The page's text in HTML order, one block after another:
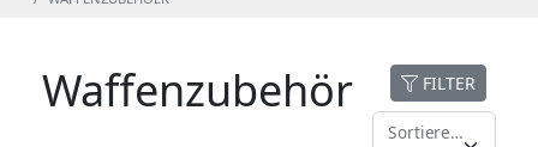
Waffenzubehör FILTER
Sortieren nach